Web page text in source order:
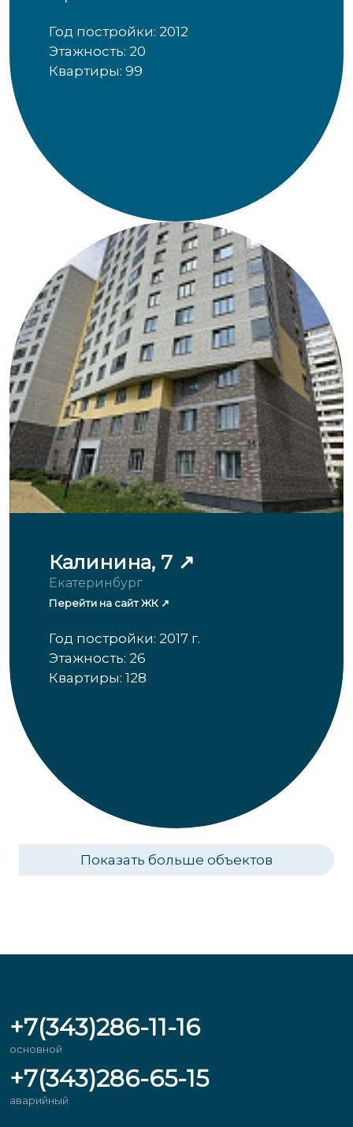
Год постройки: 2012
Этажность: 20
Квартиры: 99
Калинина, 7
Екатеринбург
Перейти на сайт ЖК
Год постройки: 2017 г.
Этажность: 26
Квартиры: 128
Показать больше объектов
+7(343)286-11-16
основной
+7(343)286-65-15
аварийный